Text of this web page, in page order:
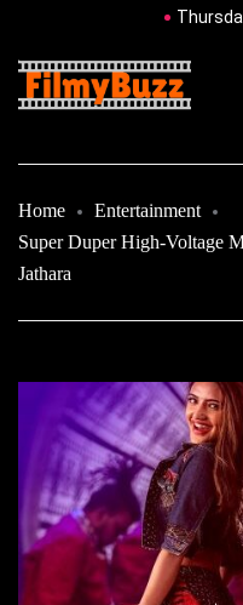
Home
Entertainment
Super Duper High-Voltage
Jathara